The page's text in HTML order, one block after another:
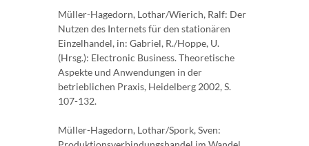
Müller-Hagedorn, Lothar/Wierich, Ralf: Der
Nutzen des Internets für den stationären
Einzelhandel, in: Gabriel, R./Hoppe, U.
(Hrsg.): Electronic Business. Theoretische
Aspekte und Anwendungen in der
betrieblichen Praxis, Heidelberg 2002, S.
107-132.
Müller-Hagedorn, Lothar/Spork, Sven: